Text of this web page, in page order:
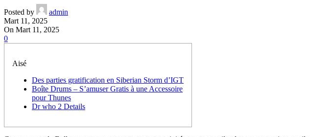
Posted by
admin
Mart 11, 2025
On Mart 11, 2025
0
Aisé
Des parties gratification en Siberian Storm d’IGT
Boîte Drums – S’amuser Gratis à une Accessoire
pour Thunes
Dr who 2 Details